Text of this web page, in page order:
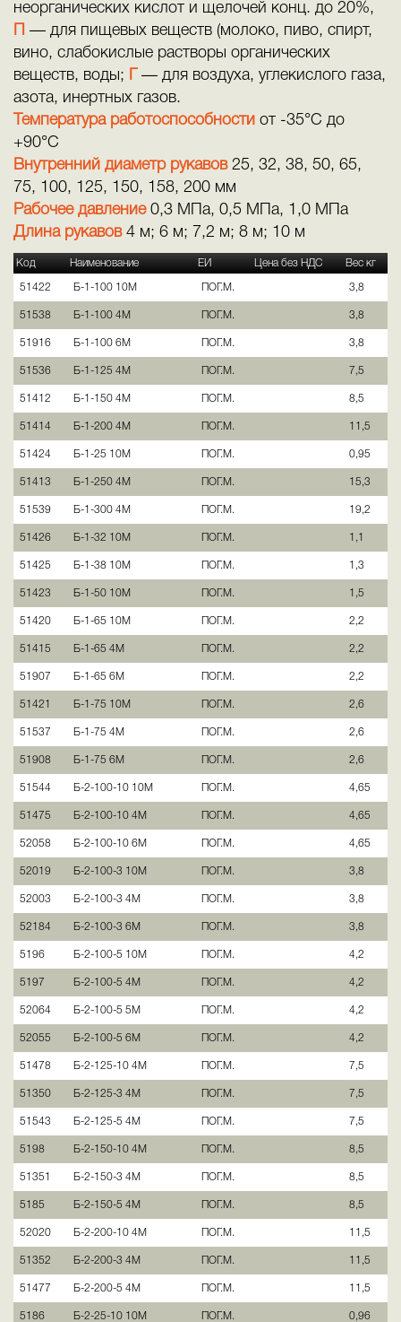
неорганических кислот и щелочей конц. до 20%,
— для пищевых веществ (молоко, пиво, спирт,
вино, слабокислые растворы органических
веществ, воды;
— для воздуха, углекислого газа,
азота, инертных газов.
Температура работоспособности от -35°С до
+90°С
Внутренний диаметр рукавов25, 32, 38, 50, 65,
75, 100, 125, 150, 158, 200 мм
Рабочее давление0,3 МПа, 0,5 МПа, 1,0 МПа
Длина рукавов4 м; 6 м; 7,2 м; 8 м; 10 м
Код Наименование ЕИ Цена без НДС Вес кг
51422 Б-1-100 10М ПОГ.М. 3,8
51538 Б-1-100 4М ПОГ.М. 3,8
51916 Б-1-100 6М ПОГ.М. 3,8
51536 Б-1-125 4М ПОГ.М. 7,5
51412 Б-1-150 4М ПОГ.М. 8,5
51414 Б-1-200 4М ПОГ.М. 11,5
51424 Б-1-25 10М ПОГ.М. 0,95
51413 Б-1-250 4М ПОГ.М. 15,3
51539 Б-1-300 4М ПОГ.М. 19,2
51426 Б-1-32 10М ПОГ.М. 1,1
51425 Б-1-38 10М ПОГ.М. 1,3
51423 Б-1-50 10М ПОГ.М. 1,5
51420 Б-1-65 10М ПОГ.М. 2,2
51415 Б-1-65 4М ПОГ.М. 2,2
51907 Б-1-65 6М ПОГ.М. 2,2
51421 Б-1-75 10М ПОГ.М. 2,6
51537 Б-1-75 4М ПОГ.М. 2,6
51908 Б-1-75 6М ПОГ.М. 2,6
51544 Б-2-100-10 10М ПОГ.М. 4,65
51475 Б-2-100-10 4М ПОГ.М. 4,65
52058 Б-2-100-10 6М ПОГ.М. 4,65
52019 Б-2-100-3 10М ПОГ.М. 3,8
52003 Б-2-100-3 4М ПОГ.М. 3,8
52184 Б-2-100-3 6М ПОГ.М. 3,8
5196 Б-2-100-5 10М ПОГ.М. 4,2
5197 Б-2-100-5 4М ПОГ.М. 4,2
52064 Б-2-100-5 5М ПОГ.М. 4,2
52055 Б-2-100-5 6М ПОГ.М. 4,2
51478 Б-2-125-10 4М ПОГ.М. 7,5
51350 Б-2-125-3 4М ПОГ.М. 7,5
51543 Б-2-125-5 4М ПОГ.М. 7,5
5198 Б-2-150-10 4М ПОГ.М. 8,5
51351 Б-2-150-3 4М ПОГ.М. 8,5
5185 Б-2-150-5 4М ПОГ.М. 8,5
52020 Б-2-200-10 4М ПОГ.М. 11,5
51352 Б-2-200-3 4М ПОГ.М. 11,5
51477 Б-2-200-5 4М ПОГ.М. 11,5
5186 Б-2-25-10 10М ПОГ.М. 0,96